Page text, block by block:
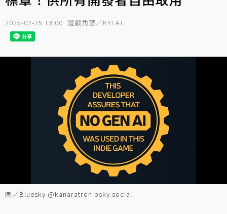
2025-02-25 13:00 遊戲角落／KYLAT
圖／Bluesky @kanaratron.bsky.social‬